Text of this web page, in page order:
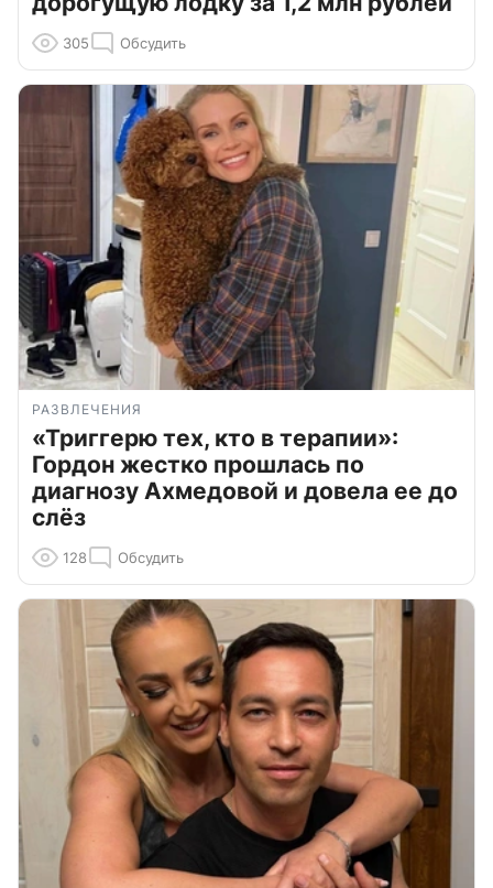
305 Обсудить
РАЗВЛЕЧЕНИЯ
«Триггерю тех, кто в терапии»:
Гордон жестко прошлась по
диагнозу Ахмедовой и довела ее до
слёз
128 Обсудить